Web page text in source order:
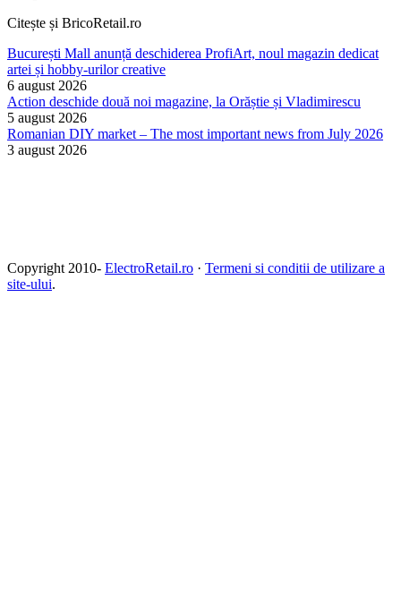
Citește și BricoRetail.ro
București Mall anunță deschiderea ProfiArt, noul magazin dedicat
artei și hobby-urilor creative
6 august 2026
Action deschide două noi magazine, la Orăștie și Vladimirescu
5 august 2026
Romanian DIY market – The most important news from July 2026
3 august 2026
Copyright 2010- ElectroRetail.ro · Termeni si conditii de utilizare a
site-ului.